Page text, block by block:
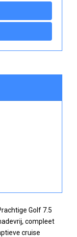
Golf 7.5
compleet
cruise